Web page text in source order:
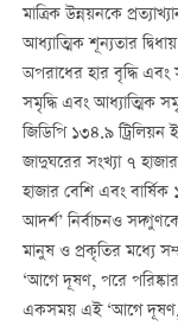
মাত্রিক উন্নয়নকে
আধ্যাত্মিক শূন্যতার
অপরাধের হার বৃদ্ধি
সমৃদ্ধি এবং আধ্যাত্মিক
জিডিপি ১৩৪.৯ ট্রিলিয়ন
জাদুঘরের সংখ্যা ৭
হাজার বেশি এবং
আদর্শ’ নির্বাচনও
মানুষ ও প্রকৃতির মধ্যে
‘আগে দূষণ, পরে
একসময় এই ‘আগে দূষণ,